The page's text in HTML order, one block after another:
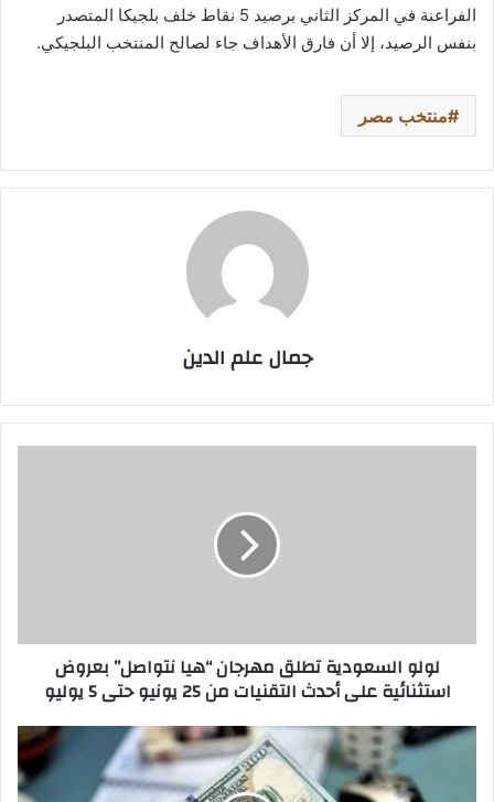
الفراعنة في المركز الثاني برصيد 5 نقاط خلف بلجيكا المتصدر
بنفس الرصيد، إلا أن فارق الأهداف جاء لصالح المنتخب البلجيكي.
منتخب مصر
جمال علم الدين
على
التقنيات
25
لولو السعودية تطلق مهرجان “هيا نتواصل” بعروض
استثنائية على أحدث التقنيات من 25 يونيو حتى 5 يوليو
أسعار